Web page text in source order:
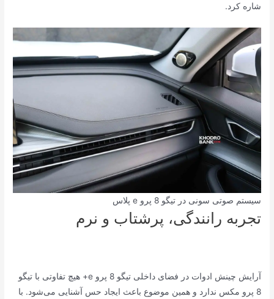
شاره کرد.
سیستم صوتی سونی در تیگو 8 پرو e پلاس
تجربه رانندگی، پرشتاب و نرم
آرایش چینش ادوات در فضای داخلی تیگو 8 پرو e+ هیچ تفاوتی با تیگو
8 پرو مکس ندارد و همین موضوع باعث ایجاد حس آشنایی می‌شود. با